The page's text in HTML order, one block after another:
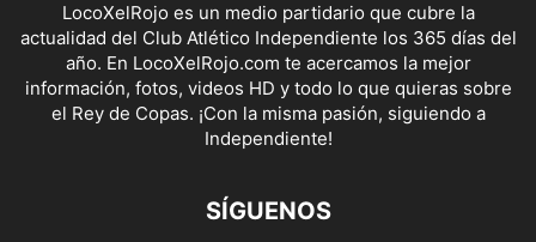
LocoXelRojo es un medio partidario que cubre la
actualidad del Club Atlético Independiente los 365 días del
año. En LocoXelRojo.com te acercamos la mejor
información, fotos, videos HD y todo lo que quieras sobre
el Rey de Copas. ¡Con la misma pasión, siguiendo a
Independiente!
SÍGUENOS